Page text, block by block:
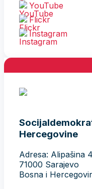
YouTube
Flickr
Instagram
Hercegovine
Adresa: Alipašina
71000 Sarajevo
Bosna i